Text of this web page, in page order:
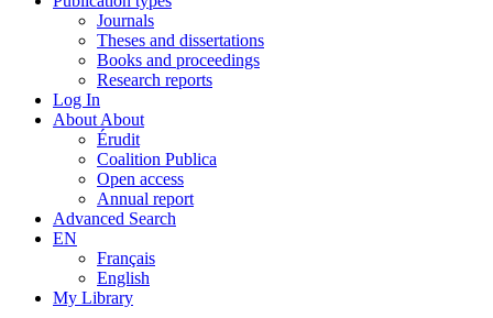
Journals
Theses and dissertations
Books and proceedings
Research reports
Log In
About About
Érudit
Coalition Publica
Open access
Annual report
Advanced Search
EN
Français
English
My Library